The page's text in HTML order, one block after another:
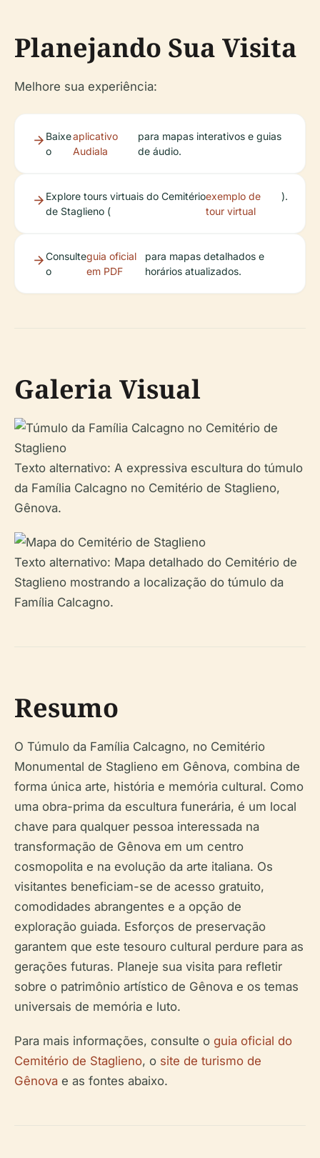
Planejando Sua Visita
Melhore sua experiência:
Baixe
o
aplicativo
Audiala
para mapas interativos e guias
de áudio.
Explore tours virtuais do Cemitério
de Staglieno (
exemplo de
tour virtual
).
Consulte
o
guia oficial
em PDF
para mapas detalhados e
horários atualizados.
Galeria Visual
Texto alternativo: A expressiva escultura do túmulo
da Família Calcagno no Cemitério de Staglieno,
Gênova.
Texto alternativo: Mapa detalhado do Cemitério de
Staglieno mostrando a localização do túmulo da
Família Calcagno.
Resumo
O Túmulo da Família Calcagno, no Cemitério
Monumental de Staglieno em Gênova, combina de
forma única arte, história e memória cultural. Como
uma obra-prima da escultura funerária, é um local
chave para qualquer pessoa interessada na
transformação de Gênova em um centro
cosmopolita e na evolução da arte italiana. Os
visitantes beneficiam-se de acesso gratuito,
comodidades abrangentes e a opção de
exploração guiada. Esforços de preservação
garantem que este tesouro cultural perdure para as
gerações futuras. Planeje sua visita para refletir
sobre o patrimônio artístico de Gênova e os temas
universais de memória e luto.
Para mais informações, consulte o guia oficial do
Cemitério de Staglieno, o site de turismo de
Gênova e as fontes abaixo.